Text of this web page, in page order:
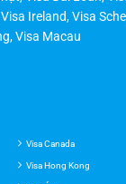
Visa Úc
Visa Ý